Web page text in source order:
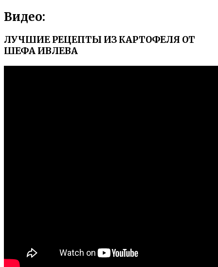
Видео:
ЛУЧШИЕ РЕЦЕПТЫ ИЗ КАРТОФЕЛЯ ОТ
ШЕФА ИВЛЕВА